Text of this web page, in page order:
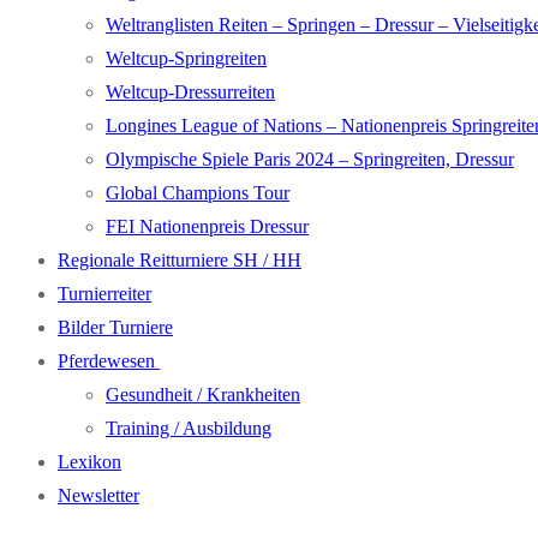
Weltranglisten Reiten – Springen – Dressur –
Weltcup-Springreiten
Weltcup-Dressurreiten
Longines League of Nations – Nationenpreis
Olympische Spiele Paris 2024 – Springreiten, Dressur
Global Champions Tour
FEI Nationenpreis Dressur
Regionale Reitturniere SH / HH
Turnierreiter
Bilder Turniere
Pferdewesen
Gesundheit / Krankheiten
Training / Ausbildung
Lexikon
Newsletter